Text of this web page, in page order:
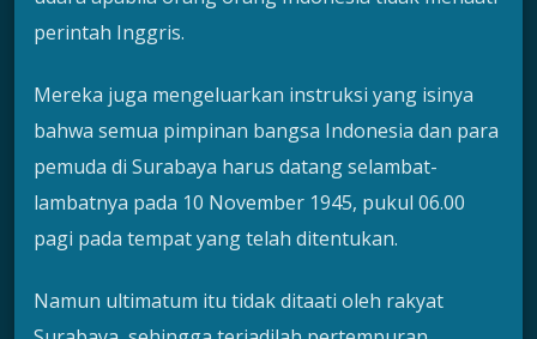
perintah Inggris.
Mereka juga mengeluarkan instruksi yang isinya
bahwa semua pimpinan bangsa Indonesia dan para
pemuda di Surabaya harus datang selambat-
lambatnya pada 10 November 1945, pukul 06.00
pagi pada tempat yang telah ditentukan.
Namun ultimatum itu tidak ditaati oleh rakyat